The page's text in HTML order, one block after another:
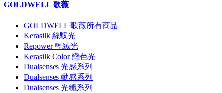
GOLDWELL 歌薇
GOLDWELL 歌薇所有商品
Kerasilk 絲馭光
Repower 輕絨光
Kerasilk Color 戀色光
Dualsenses 光感系列
Dualsenses 動感系列
Dualsenses 光纖系列